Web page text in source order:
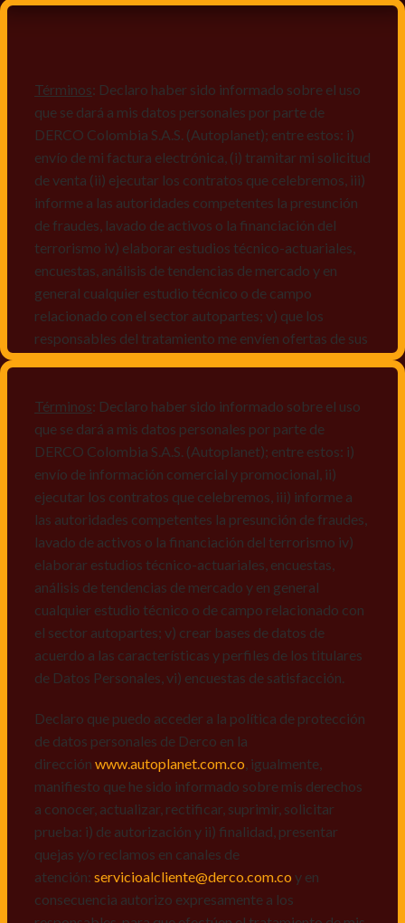
Términos: Declaro haber sido informado sobre el uso
que se dará a mis datos personales por parte de
DERCO Colombia S.A.S. (Autoplanet); entre estos: i)
envío de mi factura electrónica, (i) tramitar mi solicitud
de venta (ii) ejecutar los contratos que celebremos, iii)
informe a las autoridades competentes la presunción
de fraudes, lavado de activos o la financiación del
terrorismo iv) elaborar estudios técnico-actuariales,
encuestas, análisis de tendencias de mercado y en
general cualquier estudio técnico o de campo
relacionado con el sector autopartes; v) que los
responsables del tratamiento me envíen ofertas de sus
mismos, vi) crear bases de datos de acuerdo a las
características y perfiles de los titulares de Datos
Personales, v) encuestas de satisfacción, vi) reportes
recall.
Declaro que puedo acceder a la política de protección
de datos personales de Derco en la
direcciónwww.autoplanet.com.co, igualmente,
manifiesto que he sido informado sobre mis derechos
a conocer, actualizar, rectificar, suprimir, solicitar
prueba: i) de autorización y ii) finalidad, presentar
quejas y/o reclamos en canales de
atención: servicioalcliente@derco.com.coy en
responsables, para que efectúen el tratamiento de mis
datos conforme lo expuesto.
Términos: Declaro haber sido informado sobre el uso
que se dará a mis datos personales por parte de
DERCO Colombia S.A.S. (Autoplanet); entre estos: i)
envío de información comercial y promocional, ii)
ejecutar los contratos que celebremos, iii) informe a
las autoridades competentes la presunción de fraudes,
lavado de activos o la financiación del terrorismo iv)
elaborar estudios técnico-actuariales, encuestas,
análisis de tendencias de mercado y en general
cualquier estudio técnico o de campo relacionado con
el sector autopartes; v) crear bases de datos de
acuerdo a las características y perfiles de los titulares
de Datos Personales, vi) encuestas de satisfacción.
Declaro que puedo acceder a la política de protección
de datos personales de Derco en la
dirección www.autoplanet.com.co , igualmente,
manifiesto que he sido informado sobre mis derechos
a conocer, actualizar, rectificar, suprimir, solicitar
prueba: i) de autorización y ii) finalidad, presentar
quejas y/o reclamos en canales de
atención: servicioalcliente@derco.com.co y en
consecuencia autorizo expresamente a los